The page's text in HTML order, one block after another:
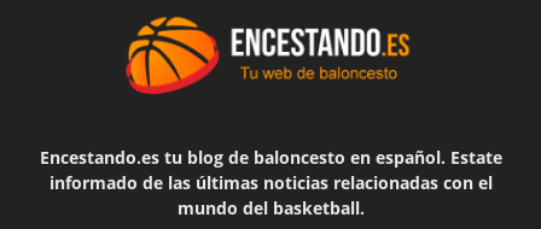
Encestando.es tu blog de baloncesto en español. Estate
informado de las últimas noticias relacionadas con el
mundo del basketball.